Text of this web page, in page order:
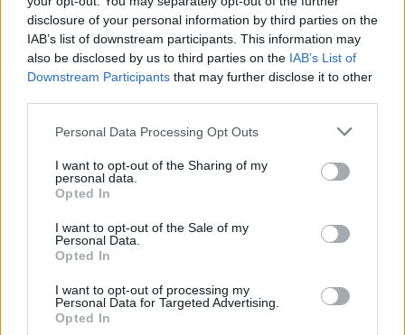
disclosure of your personal information by third parties on the
IAB’s list of downstream participants. This information may
also be disclosed by us to third parties on the IAB’s List of
Downstream Participants that may further disclose it to other
Please note that this website/app uses one or more Google
not limited to your visit or usage behaviour. You may click to
grant or deny consent to Google and its third-party tags to
use your data for below specified purposes in below Google
consent section.
Personal Data Processing Opt Outs
I want to opt-out of the Sharing of my
personal data.
Opted In
I want to opt-out of the Sale of my
Personal Data.
Opted In
I want to opt-out of processing my
Personal Data for Targeted Advertising.
Opted In
Οργή για αυτούς που με ξεκάθαρα ανθρωποκτόνο
πρόθεση επιτέθηκαν σε ένα όργανο της Πολιτείας την
Οργή για όλους αυτούς που συγκαλύπτουν,
υποθάλπουν, υποστηρίζουν, μισθοδοτούν τις αγέλες
των δίποδων χούλιγκαν με τα ζωώδη ένστικτα είτε
αυτοί είναι ιδιοκτήτες Π.Α.Ε, Κ.Α.Ε. κτλ είτε είναι